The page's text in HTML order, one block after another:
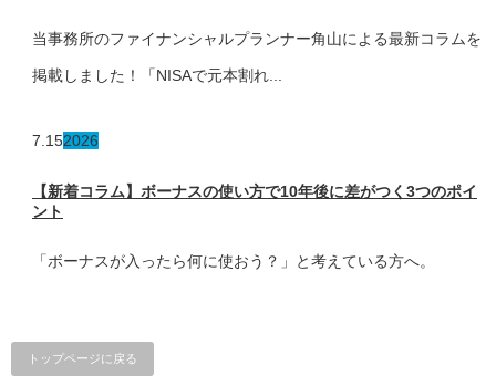
当事務所のファイナンシャルプランナー角山による最新コラムを
掲載しました！「NISAで元本割れ...
7.152026
【新着コラム】ボーナスの使い方で10年後に差がつく3つのポイ
ント
「ボーナスが入ったら何に使おう？」と考えている方へ。
トップページに戻る